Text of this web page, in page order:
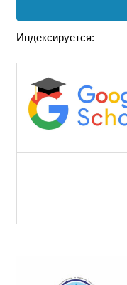
Индексируется: